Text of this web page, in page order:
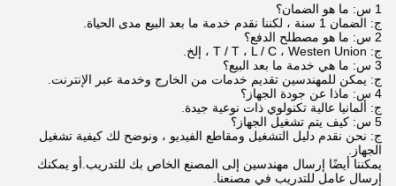
1 س: ما هو الضمان؟
ج: الضمان 1 سنة ، لكننا نقدم خدمة ما بعد البيع مدى الحياة.
2 س: ما هو مصطلح الدفع؟
ج: T / T ، L / C ، Westen Union ، إلخ.
3 س: ما هي خدمة ما بعد البيع؟
ج: يمكن للمهندسين تقديم خدمات من الخارج وخدمة عبر الإنترنت.
4 س: ماذا عن جودة الجهاز؟
ج: ألمانيا عالية تكنولوي ذات نوعية جيدة.
5 س: كيف يتم تشغيل الجهاز؟
ج: نحن نقدم دليل التشغيل ومقاطع الفيديو ، ونوضح لك كيفية تشغيل
الجهاز.
يمكننا أيضًا إرسال مهندسين إلى المصنع الخاص بك للتدريب.أو يمكنك
إرسال عامل للتدريب في مصنعنا.